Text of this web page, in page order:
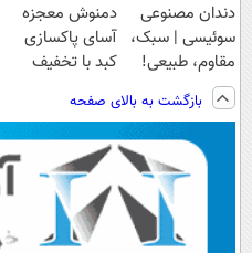
دندان مصنوعی
سوئیسی | سبک،
مقاوم، طبیعی!
ویزیت
رایگان+پرداخت
اقساطی😍
دمنوش معجزه
آسای پاکسازی
کبد با تخفیف
بازگشت به بالای صفحه